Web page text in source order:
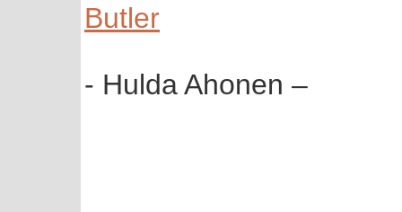
Butler
- Hulda Ahonen –